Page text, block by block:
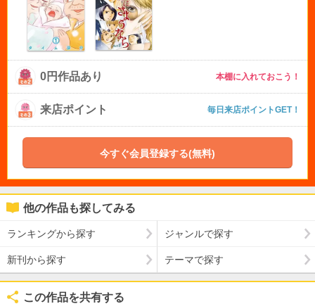
0円作品あり 本棚に入れておこう！
来店ポイント 毎日来店ポイントGET！
今すぐ会員登録する(無料)
他の作品も探してみる
ランキングから探す ジャンルで探す
新刊から探す テーマで探す
この作品を共有する